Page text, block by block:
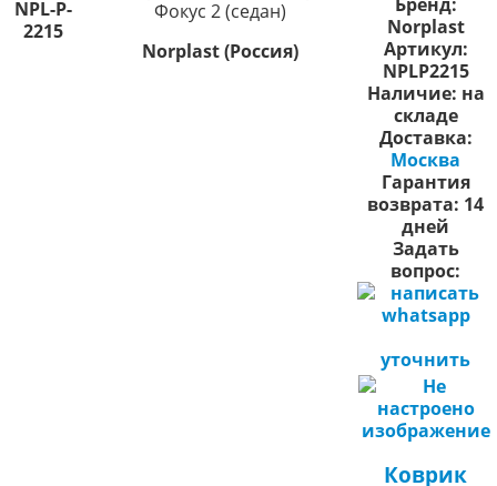
NPL-P-
2215
Фокус 2 (седан)
Norplast (Россия)
Norplast
Артикул:
NPLP2215
Наличие: на
складе
Доставка:
Москва
Гарантия
возврата: 14
дней
Задать
вопрос:
уточнить
Коврик